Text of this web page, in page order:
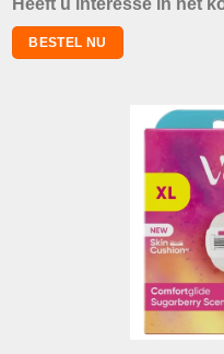
Heeft u interesse in het
BESTEL NU